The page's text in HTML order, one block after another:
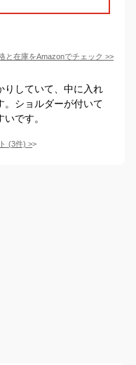
と在庫をAmazonでチェック >>
りしていて、中に入れ
。ショルダーが付いて
です。
(3件) >